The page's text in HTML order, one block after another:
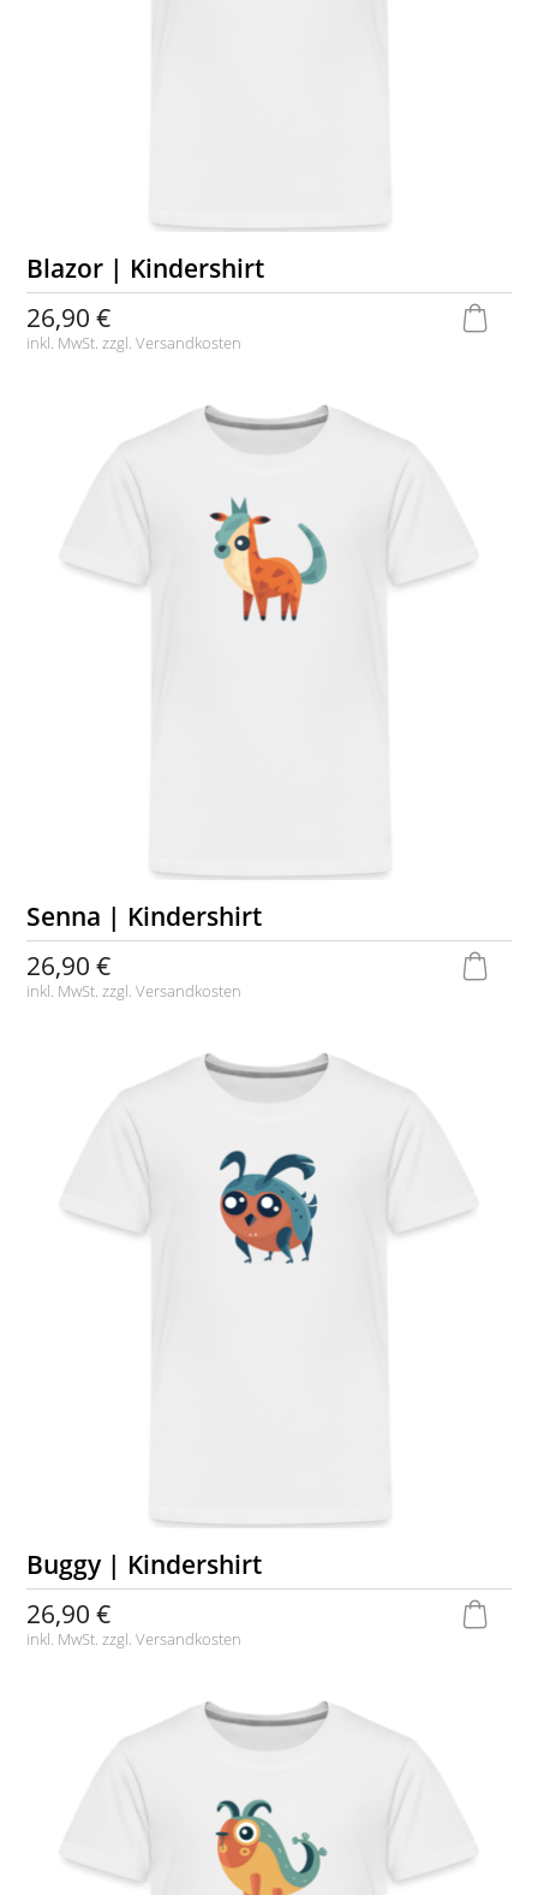
Blazor | Kindershirt
26,90 €
inkl. MwSt. zzgl.Versandkosten
Senna | Kindershirt
26,90 €
inkl. MwSt. zzgl.Versandkosten
Buggy | Kindershirt
26,90 €
inkl. MwSt. zzgl.Versandkosten